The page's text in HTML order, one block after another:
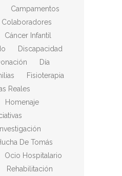
Campamentos
Colaboradores
Cáncer Infantil
Discapacidad
Día
Fisioterapia
Reales
Homenaje
Investigación
De Tomás
Ocio Hospitalario
Rehabilitación